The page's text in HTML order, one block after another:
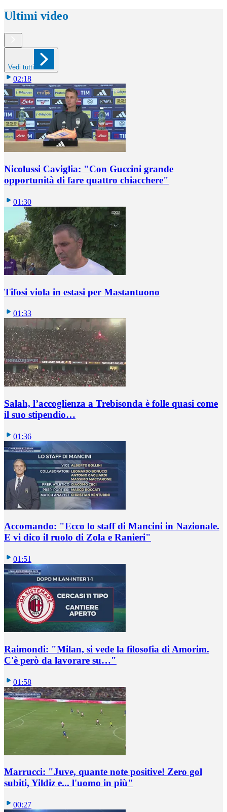
Ultimi video
Vedi tutti
02:18
Nicolussi Caviglia: "Con Guccini grande
opportunità di fare quattro chiacchere"
01:30
Tifosi viola in estasi per Mastantuono
01:33
Salah, l’accoglienza a Trebisonda è folle quasi come
il suo stipendio…
01:36
Accomando: "Ecco lo staff di Mancini in Nazionale.
E vi dico il ruolo di Zola e Ranieri"
01:51
Raimondi: "Milan, si vede la filosofia di Amorim.
C'è però da lavorare su…"
01:58
Marrucci: "Juve, quante note positive! Zero gol
subiti, Yildiz e... l'uomo in più"
00:27